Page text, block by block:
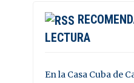
LECTURA
En la Casa Cuba de